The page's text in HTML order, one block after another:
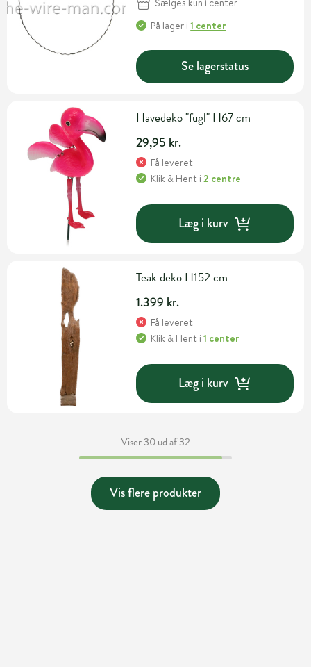
Sælges kun i center
På lager i1 center
Se lagerstatus
Havedeko "fugl" H67 cm
29,95 kr.
Få leveret
Klik & Hent i2 centre
Læg i kurv
Teak deko H152 cm
1.399 kr.
Få leveret
Klik & Hent i1 center
Læg i kurv
Viser 30 ud af 32
Vis flere produkter